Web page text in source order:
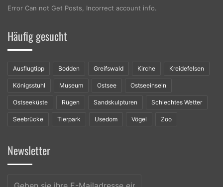
Error Can not Get Posts, Incorrect account info.
Häufig gesucht
Ausflugtipp Bodden Greifswald Kirche Kreidefelsen
Königsstuhl Museum Ostsee Ostseeinseln
Ostseeküste Rügen Sandskulpturen Schlechtes Wetter
Seebrücke Tierpark Usedom Vögel Zoo
Newsletter